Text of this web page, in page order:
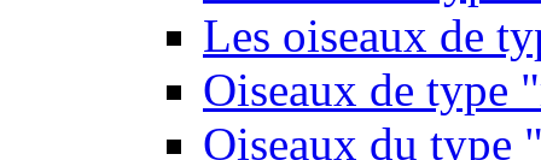
Les oiseaux de
Oiseaux de type
Oiseaux du type